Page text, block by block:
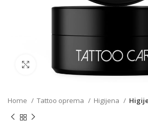
Home Tattoo oprema Higijena